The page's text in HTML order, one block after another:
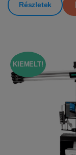
Részletek
KIEMELT!